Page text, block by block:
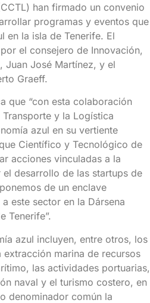
han firmado un convenio
programas y eventos que
en la isla de Tenerife. El
el consejero de Innovación,
Juan José Martínez, y el
Graeff.
que “con esta colaboración
y la Logística
azul en su vertiente
Científico y Tecnológico de
acciones vinculadas a la
desarrollo de las startups de
de un enclave
este sector en la Dársena
Tenerife”.
azul incluyen, entre otros, los
marina de recursos
las actividades portuarias,
naval y el turismo costero, en
denominador común la